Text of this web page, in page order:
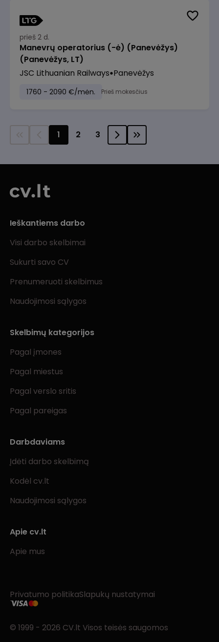
prieš 2 d.
Manevrų operatorius (-ė) (Panevėžys)
(Panevėžys, LT)
JSC Lithuanian Railways Panevėžys
1760 - 2090 €/mėn. Prieš mokesčius
1 2 3
Ieškantiems darbo
Visi darbo skelbimai
Sukurti savo CV
Prenumeruoti skelbimus
Naudojimosi sąlygos
Skelbimų kategorijos
Pagal įmones
Pagal miestus
Pagal verslo sritis
Pagal pareigas
Darbdaviams
Įdėti darbo skelbimą
Kodėl cv.lt
Naudojimosi sąlygos
Apie cv.lt
Apie mus
Privatumo politikaSlapukų nustatymai
© 1999 - 2026 CV.lt Visos teisės saugomos